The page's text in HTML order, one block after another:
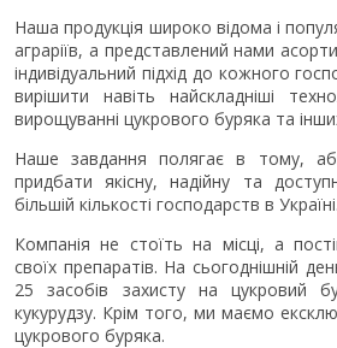
Наша продукція широко відома і
аграріїв, а представлений нами
індивідуальний підхід до кожного
вирішити навіть найскладніші
вирощуванні цукрового буряка та
Наше завдання полягає в тому,
придбати якісну, надійну та
більшій кількості господарств в Україні.
Компанія не стоїть на місці, а
своїх препаратів. На сьогоднішній
25 засобів захисту на цукровий
кукурудзу. Крім того, ми маємо
цукрового буряка.